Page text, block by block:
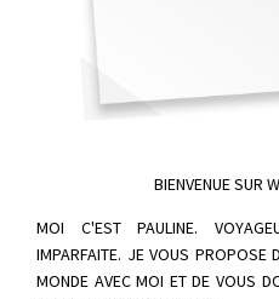
BIENVENUE SUR
MOI C'EST PAULINE.
IMPARFAITE. JE VOUS PROPOSE
MONDE AVEC MOI ET DE VOUS